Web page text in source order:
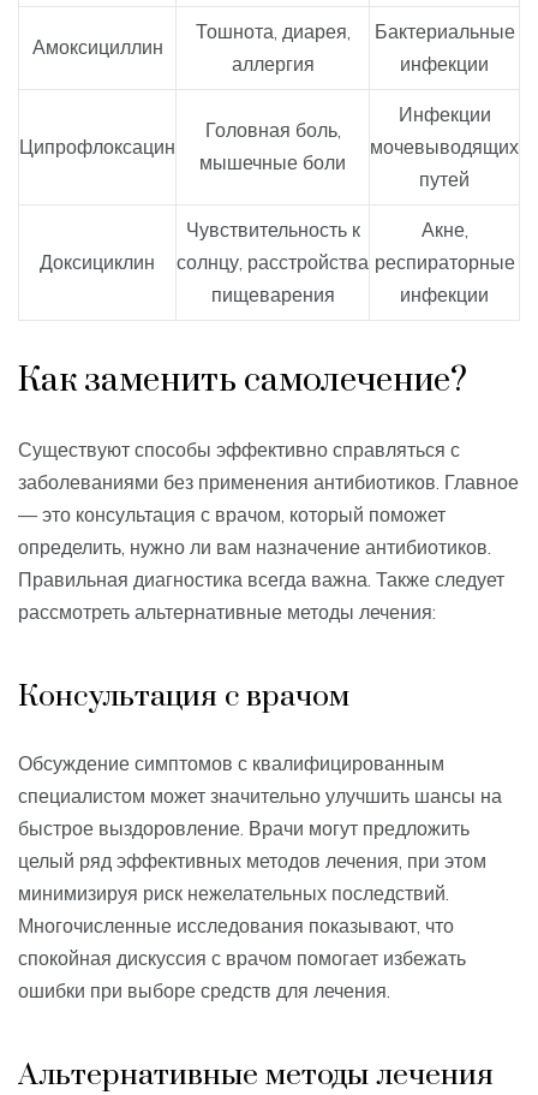
Амоксициллин
Тошнота, диарея,
аллергия
Бактериальные
инфекции
Ципрофлоксацин
Головная боль,
мышечные боли
Инфекции
мочевыводящих
путей
Доксициклин
Чувствительность к
солнцу, расстройства
пищеварения
Акне,
респираторные
инфекции
Как заменить самолечение?
Существуют способы эффективно справляться с
заболеваниями без применения антибиотиков. Главное
— это консультация с врачом, который поможет
определить, нужно ли вам назначение антибиотиков.
Правильная диагностика всегда важна. Также следует
рассмотреть альтернативные методы лечения:
Консультация с врачом
Обсуждение симптомов с квалифицированным
специалистом может значительно улучшить шансы на
быстрое выздоровление. Врачи могут предложить
целый ряд эффективных методов лечения, при этом
минимизируя риск нежелательных последствий.
Многочисленные исследования показывают, что
спокойная дискуссия с врачом помогает избежать
ошибки при выборе средств для лечения.
Альтернативные методы лечения